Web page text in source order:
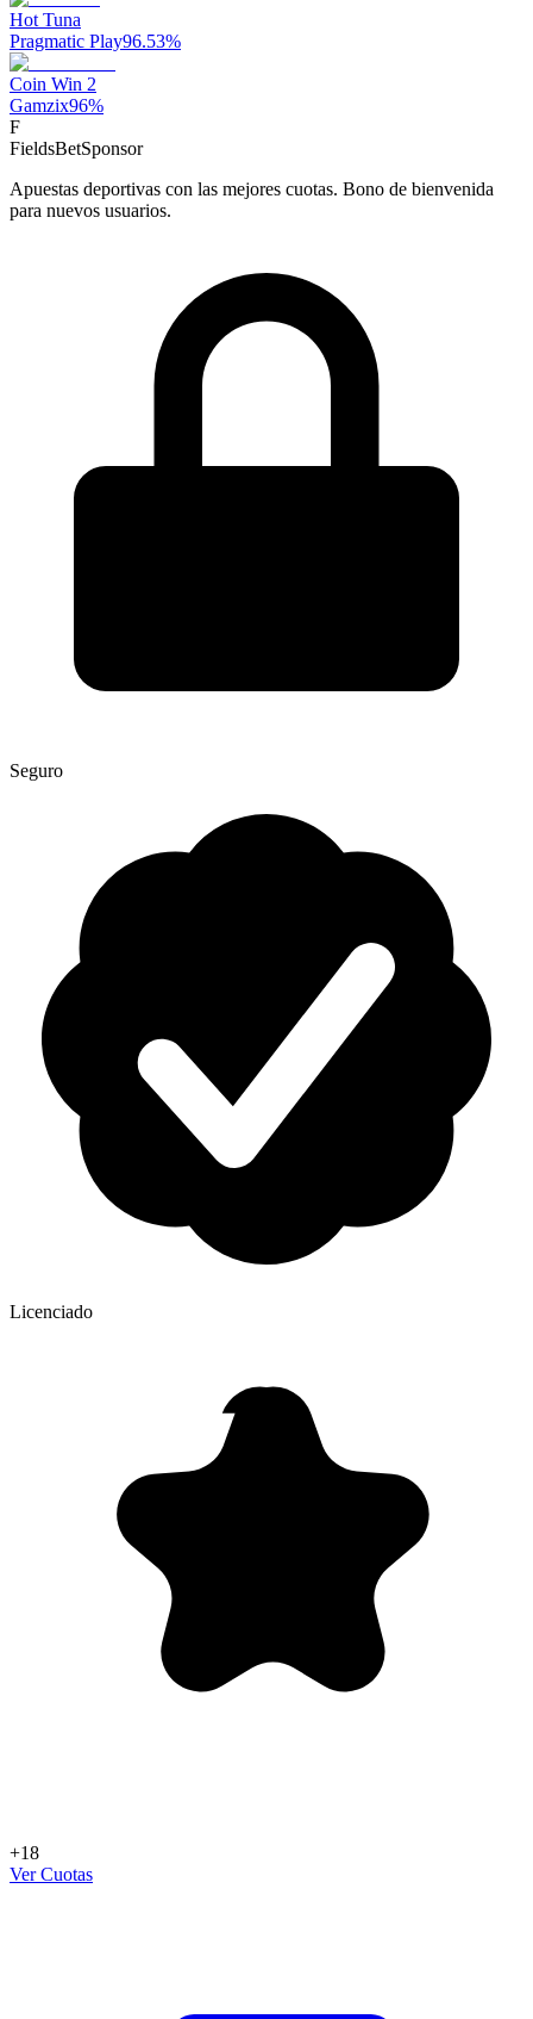
Hot Tuna
Pragmatic Play96.53%
Coin Win 2
Gamzix96%
F
FieldsBetSponsor
Apuestas deportivas con las mejores cuotas. Bono de bienvenida
para nuevos usuarios.
Seguro
Licenciado
+18
Ver Cuotas